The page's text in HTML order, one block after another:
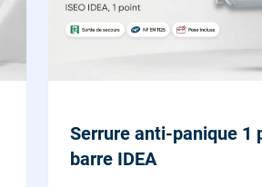
Serrure anti-panique 1
barre IDEA